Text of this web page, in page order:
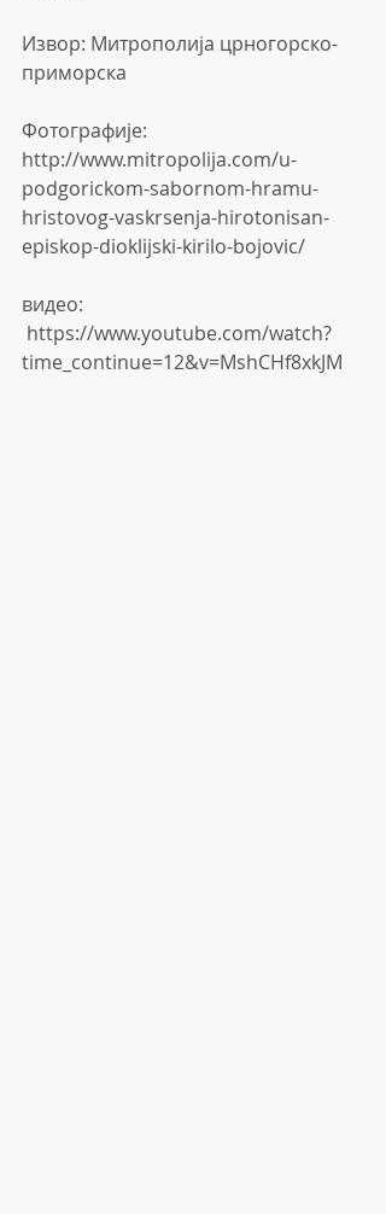
Извор: Митрополија црногорско-
приморска
Фотографије:
http://www.mitropolija.com/u-
podgorickom-sabornom-hramu-
hristovog-vaskrsenja-hirotonisan-
episkop-dioklijski-kirilo-bojovic/
видео:
time_continue=12&v=MshCHf8xkJM